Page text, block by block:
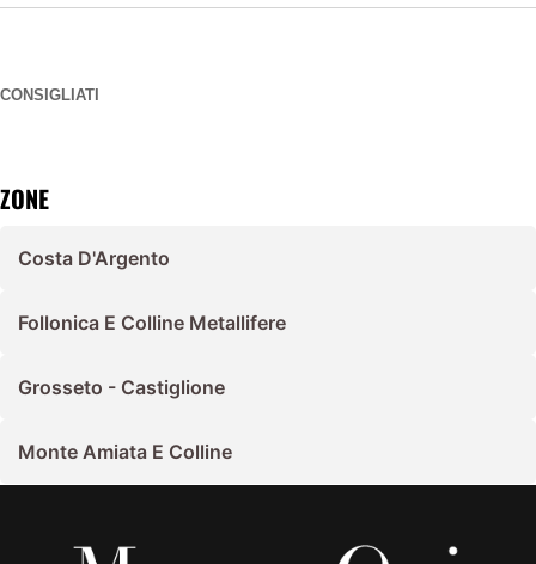
CONSIGLIATI
ZONE
Costa D'Argento
Follonica E Colline Metallifere
Grosseto - Castiglione
Monte Amiata E Colline